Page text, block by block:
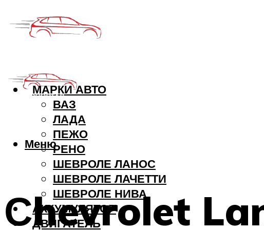
МАРКИ АВТО
ВАЗ
ЛАДА
ПЕЖО
РЕНО
ШЕВРОЛЕ ЛАНОС
ШЕВРОЛЕ ЛАЧЕТТИ
ШЕВРОЛЕ НИВА
АККУМУЛЯТОР
ДВИГАТЕЛЬ
Меню
Сhevrolet